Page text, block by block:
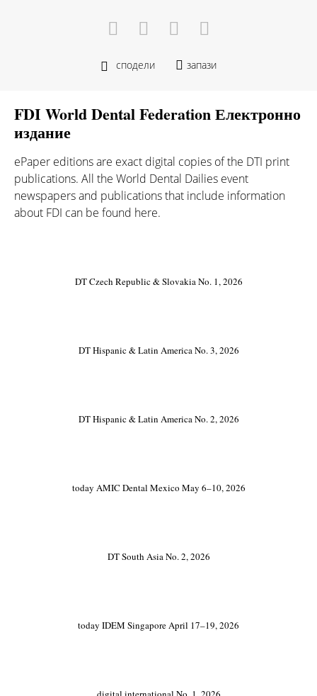
сподели запази
FDI World Dental Federation Електронно
издание
ePaper editions are exact digital copies of the DTI print
publications. All the World Dental Dailies event
newspapers and publications that include information
about FDI can be found here.
DT Czech Republic & Slovakia No. 1, 2026
DT Hispanic & Latin America No. 3, 2026
DT Hispanic & Latin America No. 2, 2026
today AMIC Dental Mexico May 6–10, 2026
DT South Asia No. 2, 2026
today IDEM Singapore April 17–19, 2026